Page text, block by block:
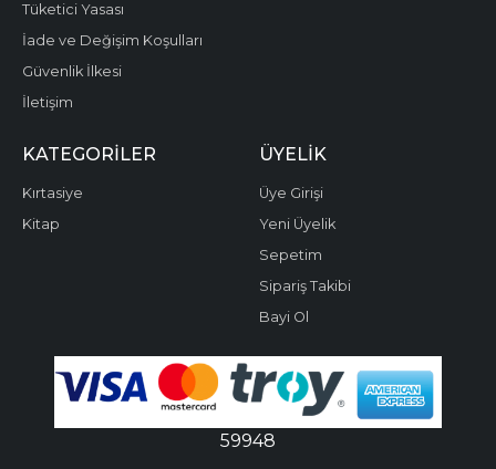
Tüketici Yasası
İade ve Değişim Koşulları
Güvenlik İlkesi
İletişim
KATEGORILER
Kırtasiye
Kitap
ÜYELIK
Üye Girişi
Yeni Üyelik
Sepetim
Sipariş Takibi
Bayi Ol
59948